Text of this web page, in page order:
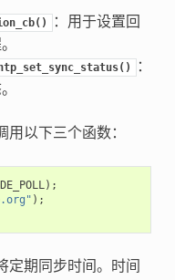
：用于设置回
：
用以下三个函数：
);
);
定期同步时间。时间